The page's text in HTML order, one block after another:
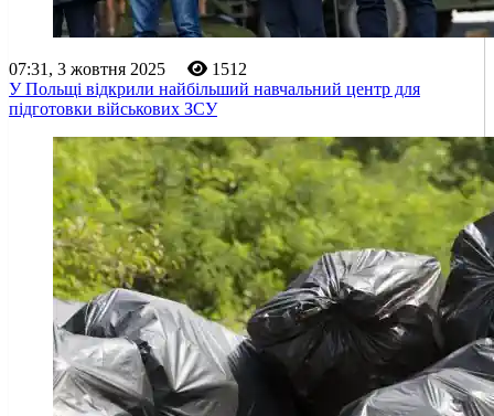
07:31, 3 жовтня 2025
1512
У Польщі відкрили найбільший навчальний центр для
підготовки військових ЗСУ